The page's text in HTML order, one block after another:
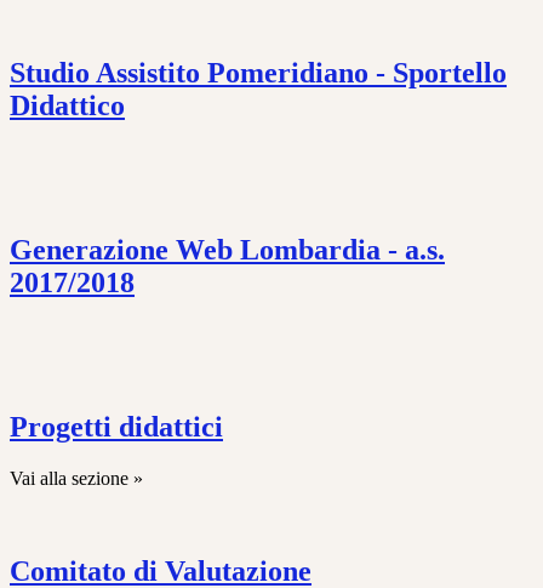
Studio Assistito Pomeridiano - Sportello
Didattico
Generazione Web Lombardia - a.s.
2017/2018
Progetti didattici
Vai alla sezione »
Comitato di Valutazione